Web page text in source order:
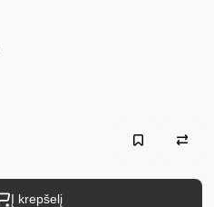
Į krepšelį